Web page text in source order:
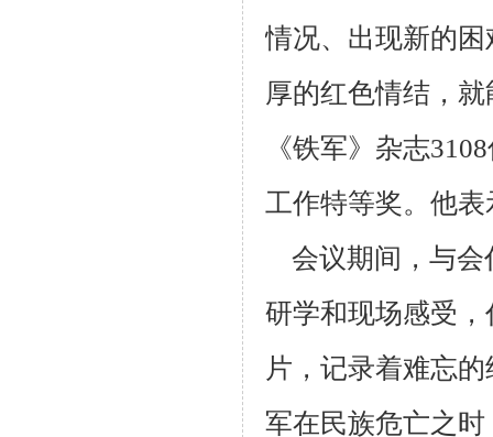
情况、出现新的
厚的红色情结，就
《铁军》杂志
工作特等奖。他
会议期间，与会
研学和现场感受
片，记录着难忘
军在民族危亡之时